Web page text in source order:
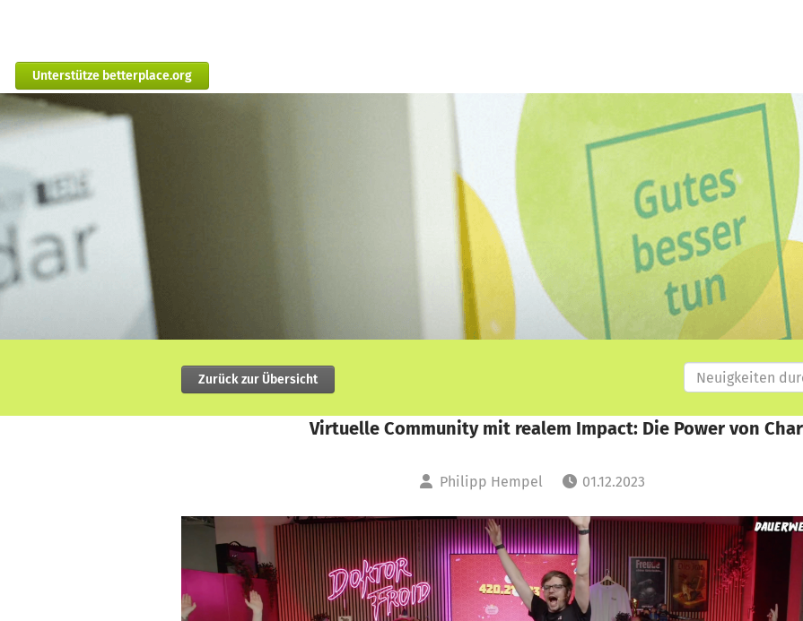
Unterstütze betterplace.org
Zurück zur Übersicht
Virtuelle Community mit realem Impact: Die Power von
Philipp Hempel 01.12.2023